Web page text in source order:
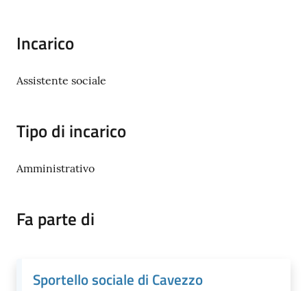
e
il
Incarico
Assistente sociale
Tipo di incarico
Amministrativo
Fa parte di
Sportello sociale di Cavezzo